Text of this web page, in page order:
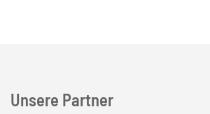
Unsere Partner